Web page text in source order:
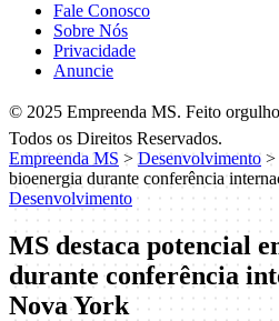
Fale Conosco
Sobre Nós
Privacidade
Anuncie
© 2025 Empreenda MS. Feito
Todos os Direitos Reservados.
Empreenda MS >Desenvolvimento >
bioenergia durante conferência
Desenvolvimento
MS destaca potencial
durante conferência
Nova York